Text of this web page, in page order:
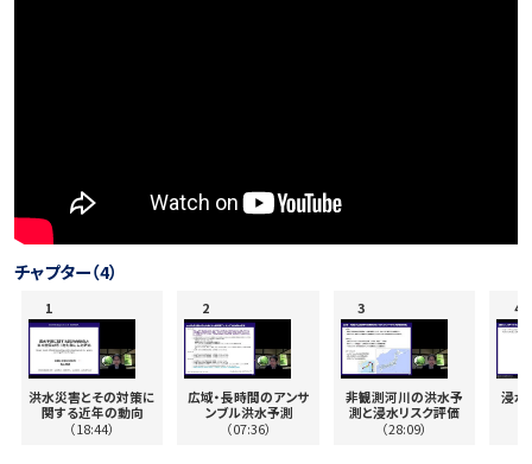
チャプター（4）
洪水災害とその対策に
関する近年の動向
（18:44）
広域・長時間のアンサ
ンブル洪水予測
（07:36）
非観測河川の洪水予
測と浸水リスク評価
（28:09）
浸水